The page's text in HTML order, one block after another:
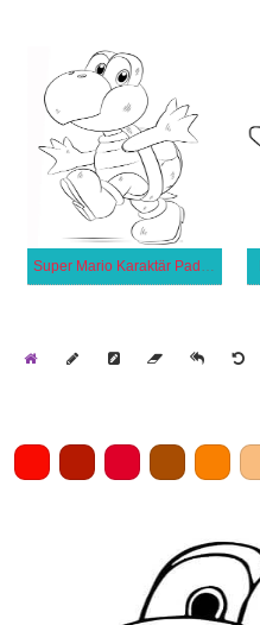
Super Mario Karaktär Padda